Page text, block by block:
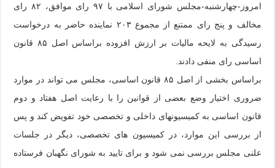
امروز-چهارشنبه-مجلس شورای اسلامی با ۹۷ رای موافق، ۸۲ رای
مخالف و پنج رای ممتنع از مجموع ۲۰۳ نماینده حاضر به درخواست
رسیدگی به لایحه مالیات بر ارزش افزوده براساس اصل ۸۵ قانون
اساسی رای منفی دادند.
براساس بخشی از اصل ۸۵ قانون اساسی، مجلس می تواند در موارد
ضروری اختیار وضع بعضی از قوانین را با رعایت‏ اصل‏ هفتاد و دوم
قانون اساسی به کمیسیون‏های داخلی و تخصصی خود تفویض کند و پس
از بررسی این موارد، در کمیسیون های تخصصی، دیگر در جلسات
علنی مجلس بررسی نمی شود و برای تایید به شورای نگهبان فرستاده